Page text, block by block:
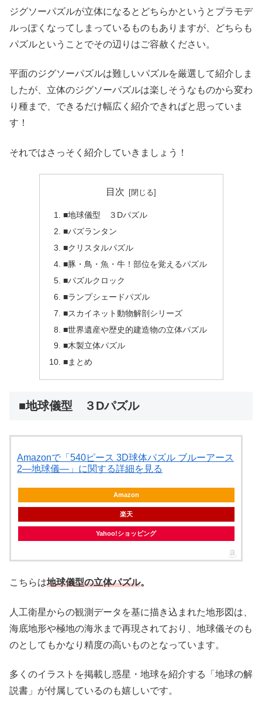
ジグソーパズルが立体になるとどちらかというとプラモデ
ルっぽくなってしまっているものもありますが、どちらも
パズルということでその辺りはご容赦ください。
平面のジグソーパズルは難しいパズルを厳選して紹介しま
したが、立体のジグソーパズルは楽しそうなものから変わ
り種まで、できるだけ幅広く紹介できればと思っていま
す！
それではさっそく紹介していきましょう！
目次
■地球儀型 ３Dパズル
■パズランタン
■クリスタルパズル
■豚・鳥・魚・牛！部位を覚えるパズル
■パズルクロック
■ランプシェードパズル
■スカイネット動物解剖シリーズ
■世界遺産や歴史的建造物の立体パズル
■木製立体パズル
■まとめ
■地球儀型 ３Dパズル
Amazonで「540ピース 3D球体パズル ブルーアース
2―地球儀―」に関する詳細を見る
Amazon
楽天
Yahoo!ショッピング
こちらは地球儀型の立体パズル。
人工衛星からの観測データを基に描き込まれた地形図は、
海底地形や極地の海氷まで再現されており、地球儀そのも
のとしてもかなり精度の高いものとなっています。
多くのイラストを掲載し惑星・地球を紹介する「地球の解
説書」が付属しているのも嬉しいです。